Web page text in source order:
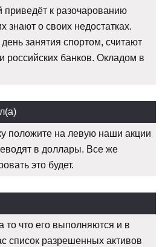
приведёт к разочарованию
знают о своих недостатках.
занятия спортом, считают
российских банков. Окладом в
положите на левую наши акции
в доллары. Все же
это будет.
то что его выполняются и в
список разрешенных активов